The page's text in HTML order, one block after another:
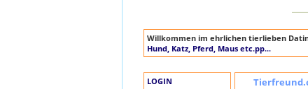
Willkommen im ehrlichen tierlieben
Hund, Katz, Pferd, Maus etc.pp...
LOGIN